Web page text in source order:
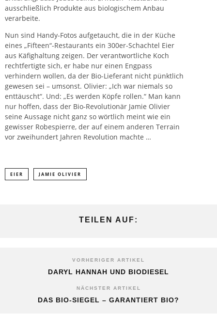
ausschließlich Produkte aus biologischem Anbau
verarbeite.
Nun sind Handy-Fotos aufgetaucht, die in der Küche
eines „Fifteen“-Restaurants ein 300er-Schachtel Eier
aus Käfighaltung zeigen. Der verantwortliche Koch
rechtfertigte sich, er habe nur einen Engpass
verhindern wollen, da der Bio-Lieferant nicht pünktlich
gewesen sei – umsonst. Olivier: „Ich war niemals so
enttäuscht“. Und: „Es werden Köpfe rollen.“ Man kann
nur hoffen, dass der Bio-Revolutionär Jamie Olivier
seine Aussage nicht ganz so wörtlich meint wie ein
gewisser Robespierre, der auf einem anderen Terrain
vor zweihundert Jahren Revolution machte …
EIER JAMIE OLIVIER
TEILEN AUF:
VORHERIGER ARTIKEL
DARYL HANNAH UND BIODIESEL
NÄCHSTER ARTIKEL
DAS BIO-SIEGEL – GARANTIERT BIO?